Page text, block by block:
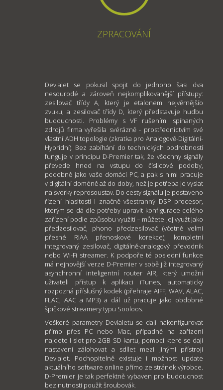
ZPRACOVÁNÍ
Devialet se pokusil spojit do jednoho šasi dva
nesourodé a zároveň nejkomplikovanější přístupy:
zesilovač třídy A, který je etalonem nejvěrnějšío
zvuku, a zesilovač třídy D, který představuje hudbu
budoucnosti. Problémy s VF rušeními spínaných
zdrojů firma vyřešila svérázně - prostřednictvím své
vlastní ADH topologie (zkratka pro Analogově-Digitální-
Hybridní). Bez zabíhání do technických podrobností
funguje v principu D-Premier tak, že všechny signály
převede hned na vstupu do číslicové podoby,
podobně jako vaše domácí PC, a pak s nimi pracuje
v digitální doméně až do doby, než je potřeba je vyslat
na svorky reprosoustav. Do cesty signálu je postaveno
řízení hlasitosti i značně všestranný DSP procesor,
kterým se dá dle potřeby upravit konfigurace celého
zařízení podle způsobu využití – můžete jej využt jako
předzesilovač, phono předzesilovač (včetně velmi
přesné RIAA přenoskové korekce), kompletní
integrovaný zesilovač, digitálně-analogový převodník
nebo Wi-Fi streamer. K podpoře té poslední funkce
má nejnovější verze D-Premier v sobě již integrovaný
asynchronní inteligentní router AIR, který umožní
uživateli přístup k aplikaci iTunes, automaticky
rozpozná příslušný kodek (přehraje AIFF, WAV, ALAC,
FLAC, AAC a MP3) a dál už pracuje jako obdobné
špičkové streamery typu Sooloos.
Veškeré parametry Devialetu se dají nakonfigurovat
přímo přes PC nebo Mac, případně na zařízení
najdete i slot pro 2GB SD kartu, pomocí které se dají
nastavení zálohovat a sdílet mezi jinými přístroji
Devialet. Pochopitelně existuje i možnost update
aktuálního software online přímo ze stránek výrobce.
D-Premier je tak perfektně vybaven pro budoucnost
bez nutnosti použít šroubovák.